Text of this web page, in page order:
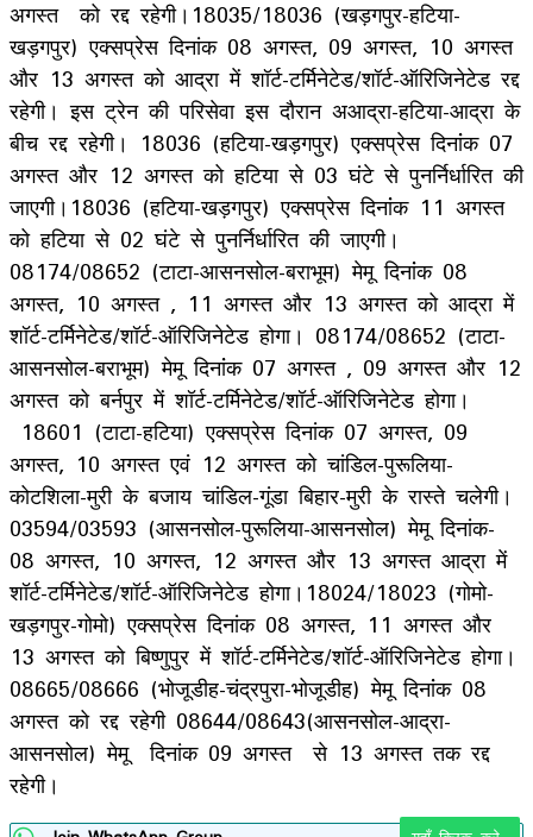
अगस्त को रद्द रहेगी।18035/18036 (खड़गपुर-हटिया-
खड़गपुर) एक्सप्रेस दिनांक 08 अगस्त, 09 अगस्त, 10 अगस्त
और 13 अगस्त को आद्रा में शॉर्ट-टर्मिनेटेड/शॉर्ट-ऑरिजिनेटेड रद्द
रहेगी। इस ट्रेन की परिसेवा इस दौरान अआद्रा-हटिया-आद्रा के
बीच रद्द रहेगी। 18036 (हटिया-खड़गपुर) एक्सप्रेस दिनांंक 07
अगस्त और 12 अगस्त को हटिया से 03 घंटे से पुनर्निर्धारित की
जाएगी।18036 (हटिया-खड़गपुर) एक्सप्रेस दिनांंक 11 अगस्त
को हटिया से 02 घंटे से पुनर्निर्धारित की जाएगी।
08174/08652 (टाटा-आसनसोल-बराभूम) मेमू दिनांंक 08
अगस्त, 10 अगस्त , 11 अगस्त और 13 अगस्त को आद्रा में
शॉर्ट-टर्मिनेटेड/शॉर्ट-ऑरिजिनेटेड होगा। 08174/08652 (टाटा-
आसनसोल-बराभूम) मेमू दिनांंक 07 अगस्त , 09 अगस्त और 12
अगस्त को बर्नपुर में शॉर्ट-टर्मिनेटेड/शॉर्ट-ऑरिजिनेटेड होगा।
18601 (टाटा-हटिया) एक्सप्रेस दिनांक 07 अगस्त, 09
अगस्त, 10 अगस्त एवं 12 अगस्त को चांडिल-पुरूलिया-
कोटशिला-मुरी के बजाय चांडिल-गूंडा बिहार-मुरी के रास्ते चलेगी।
03594/03593 (आसनसोल-पुरूलिया-आसनसोल) मेमू दिनांक-
08 अगस्त, 10 अगस्त, 12 अगस्त और 13 अगस्त आद्रा में
शॉर्ट-टर्मिनेटेड/शॉर्ट-ऑरिजिनेटेड होगा।18024/18023 (गोमो-
खड़गपुर-गोमो) एक्सप्रेस दिनांक 08 अगस्त, 11 अगस्त और
13 अगस्त को बिष्णुपुर में शॉर्ट-टर्मिनेटेड/शॉर्ट-ऑरिजिनेटेड होगा।
08665/08666 (भोजूडीह-चंद्रपुरा-भोजूडीह) मेमू दिनांंक 08
अगस्त को रद्द रहेगी 08644/08643(आसनसोल-आद्रा-
आसनसोल) मेमू दिनांक 09 अगस्त से 13 अगस्त तक रद्द
रहेगी।